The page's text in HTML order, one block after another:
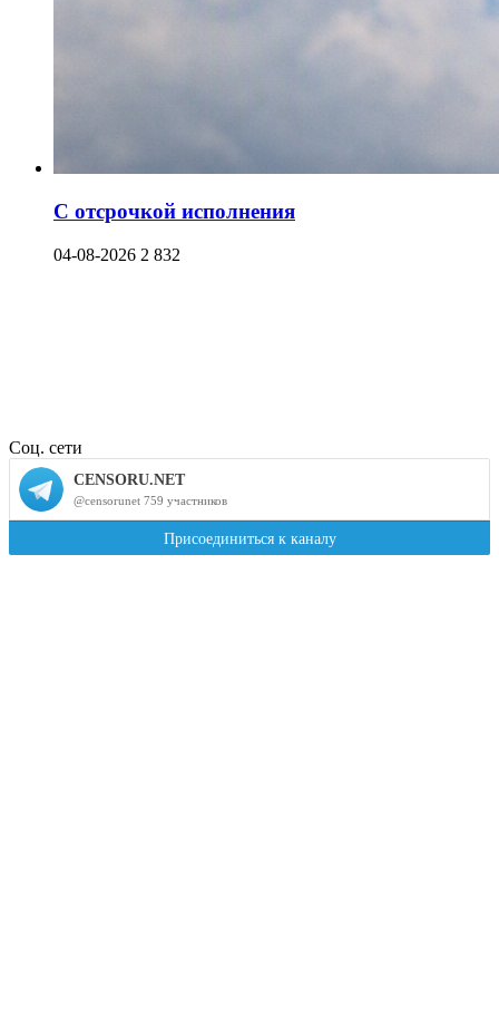
С отсрочкой исполнения
04-08-2026 2 832
Соц. сети